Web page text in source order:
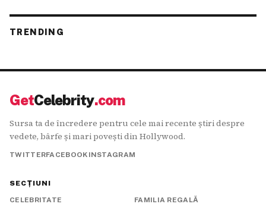
TRENDING
GetCelebrity.com
Sursa ta de încredere pentru cele mai recente știri despre
vedete, bârfe și mari povești din Hollywood.
TWITTERFACEBOOK INSTAGRAM
SECȚIUNI
CELEBRITATE
FAMILIA REGALĂ